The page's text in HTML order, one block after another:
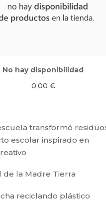
No hay disponibilidad
0,00 €
transformó
escolar inspirado en
de la Madre Tierra
reciclando plástico